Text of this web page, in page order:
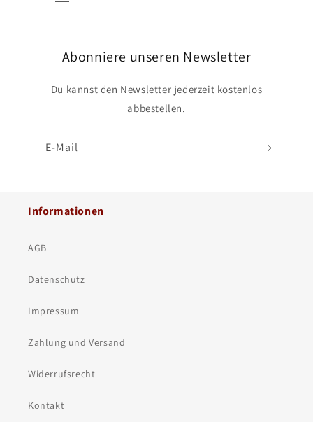
Abonniere unseren Newsletter
Du kannst den Newsletter jederzeit kostenlos
abbestellen.
E-Mail
Informationen
AGB
Datenschutz
Impressum
Zahlung und Versand
Widerrufsrecht
Kontakt